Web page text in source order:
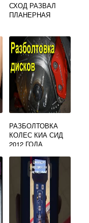
СХОД РАЗВАЛ
ПЛАНЕРНАЯ
РАЗБОЛТОВКА
КОЛЕС КИА СИД
2012 ГОДА